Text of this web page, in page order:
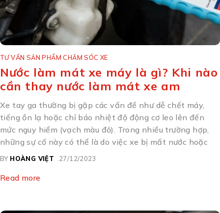
TƯ VẤN SẢN PHẨM CHĂM SÓC XE
Nước làm mát xe máy là gì? Khi nào
cần thay nước làm mát xe am
Xe tay ga thường bị gặp các vấn đề như dễ chết máy,
tiếng ồn lạ hoặc chỉ báo nhiệt độ động cơ leo lên đến
mức nguy hiểm (vạch màu đỏ). Trong nhiều trường hợp,
những sự cố này có thể là do việc xe bị mất nước hoặc
BY HOÀNG VIỆT 27/12/2023
Read more